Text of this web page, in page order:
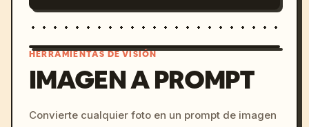
c, cyberpunk sunset, neon
HERRAMIENTAS DE VISIÓN
IMAGEN A PROMPT
Convierte cualquier foto en un prompt de imagen